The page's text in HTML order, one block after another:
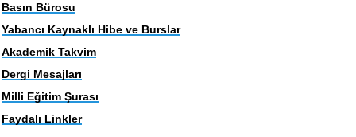
Basın Bürosu
Yabancı Kaynaklı Hibe ve Burslar
Akademik Takvim
Dergi Mesajları
Milli Eğitim Şurası
Faydalı Linkler